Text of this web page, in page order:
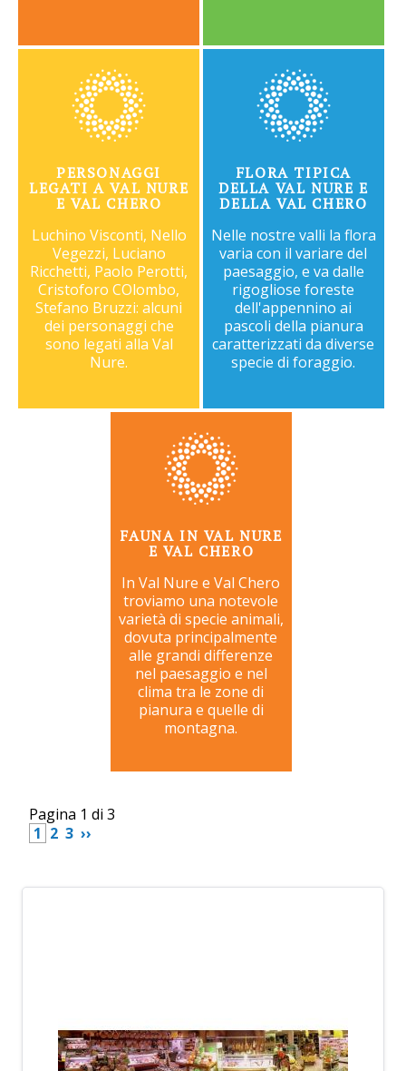
PERSONAGGI
LEGATI A VAL NURE
E VAL CHERO
Luchino Visconti, Nello
Vegezzi, Luciano
Ricchetti, Paolo Perotti,
Cristoforo COlombo,
Stefano Bruzzi: alcuni
dei personaggi che
sono legati alla Val
Nure.
FLORA TIPICA
DELLA VAL NURE E
DELLA VAL CHERO
Nelle nostre valli la flora
varia con il variare del
paesaggio, e va dalle
rigogliose foreste
dell'appennino ai
pascoli della pianura
caratterizzati da diverse
specie di foraggio.
FAUNA IN VAL NURE
E VAL CHERO
In Val Nure e Val Chero
troviamo una notevole
varietà di specie animali,
dovuta principalmente
alle grandi differenze
nel paesaggio e nel
clima tra le zone di
pianura e quelle di
montagna.
Pagina 1 di 3
1 2 3 ››